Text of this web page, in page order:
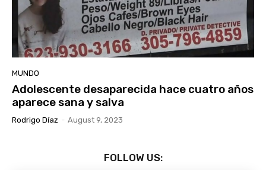
MUNDO
Adolescente desaparecida hace cuatro años
aparece sana y salva
Rodrigo Díaz - August 9, 2023
FOLLOW US: